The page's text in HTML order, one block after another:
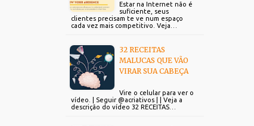
Estar na Internet não é
suficiente, seus
clientes precisam te ve num espaço
cada vez mais competitivo. Veja…
32 RECEITAS
MALUCAS QUE VÃO
VIRAR SUA CABEÇA
Vire o celular para ver o
vídeo. | Seguir @acriativos | | Veja a
descrição do vídeo 32 RECEITAS…